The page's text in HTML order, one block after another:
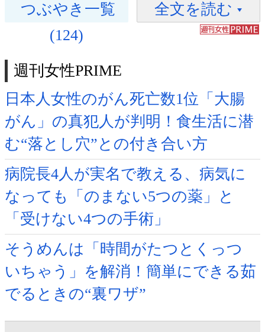
つぶやき一覧
(124)
全文を読む
週刊女性PRIME
日本人女性のがん死亡数1位「大腸
がん」の真犯人が判明！食生活に潜
む“落とし穴”との付き合い方
病院長4人が実名で教える、病気に
なっても「のまない5つの薬」と
「受けない4つの手術」
そうめんは「時間がたつとくっつ
いちゃう」を解消！簡単にできる茹
でるときの“裏ワザ”